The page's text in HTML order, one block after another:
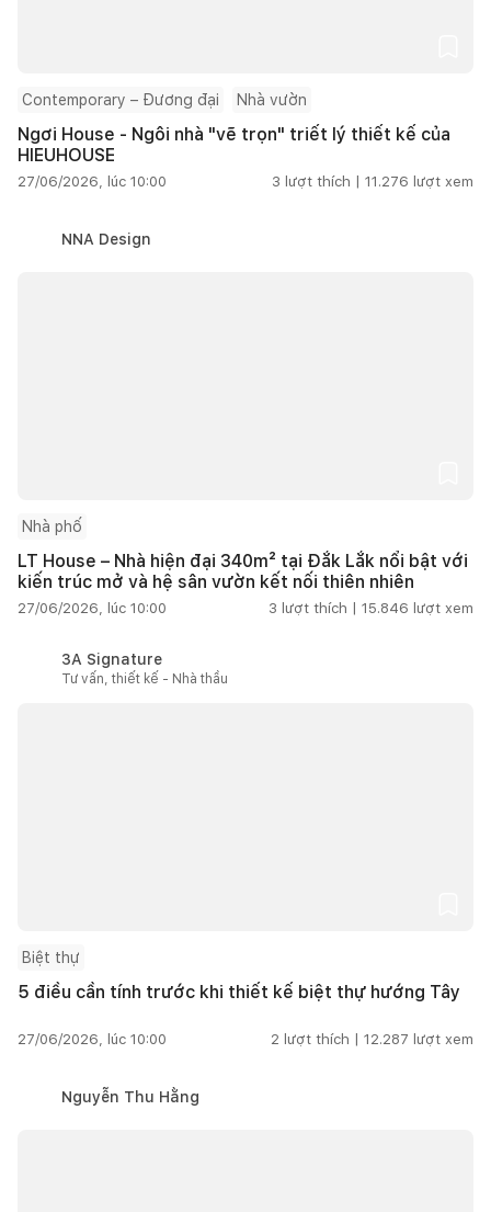
Contemporary – Đương đại Nhà vườn
Ngơi House - Ngôi nhà "vẽ trọn" triết lý thiết kế của
HIEUHOUSE
27/06/2026, lúc 10:00 3 lượt thích | 11.276 lượt xem
NNA Design
Nhà phố
LT House – Nhà hiện đại 340m² tại Đắk Lắk nổi bật với
kiến trúc mở và hệ sân vườn kết nối thiên nhiên
27/06/2026, lúc 10:00 3 lượt thích | 15.846 lượt xem
3A Signature
Tư vấn, thiết kế - Nhà thầu
Biệt thự
5 điều cần tính trước khi thiết kế biệt thự hướng Tây
27/06/2026, lúc 10:00 2 lượt thích | 12.287 lượt xem
Nguyễn Thu Hằng